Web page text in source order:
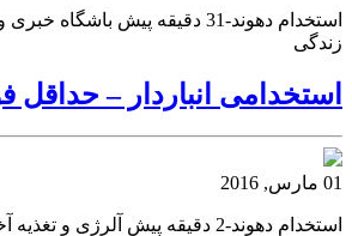
استخدام دهوند-31 دقیقه پیش
زندگی
استخدامی انباردار – حداقل
01 مارس, 2016
استخدام دهوند-2 دقیقه پیش آلرژی و تغذیه آخرین اخبار ورزشی